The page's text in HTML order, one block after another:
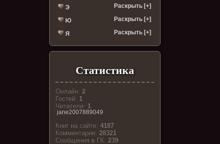
Э Раскрыть [+]
Ю Раскрыть [+]
Я Раскрыть [+]
Статистика
Онлайн:2
Гостей: 1
Читатели: 1
jane2007889049
Книг на сайте:4187
Комментарии:28321
Cообщения в ГК:239